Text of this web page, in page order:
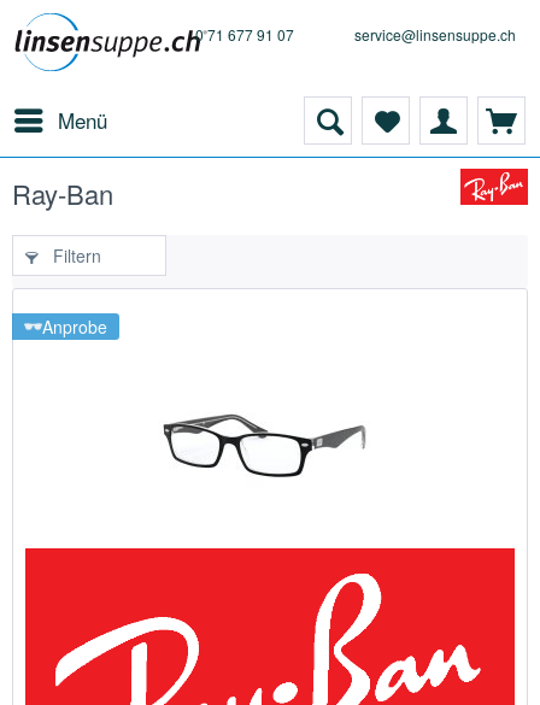
0 71 677 91 07 service@linsensuppe.ch
Menü
Ray-Ban
Filtern
Anprobe